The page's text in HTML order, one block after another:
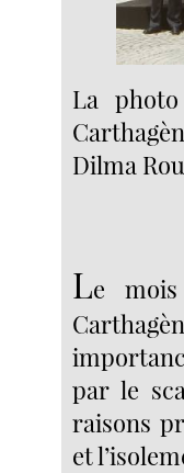
La
Dilma
Le
par le
raisons
et